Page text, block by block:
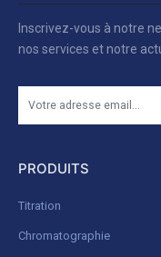
Inscrivez-vous à notre
nos services et notre
PRODUITS
Titration
Chromatographie